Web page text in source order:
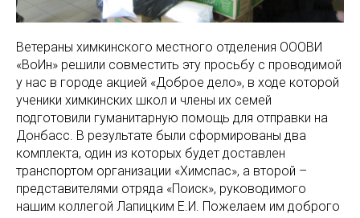
Ветераны химкинского местного отделения ОООВИ
«ВоИн» решили совместить эту просьбу с проводимой
у нас в городе акцией «Доброе дело», в ходе которой
ученики химкинских школ и члены их семей
подготовили гуманитарную помощь для отправки на
Донбасс. В результате были сформированы два
комплекта, один из которых будет доставлен
транспортом организации «Химспас», а второй –
представителями отряда «Поиск», руководимого
нашим коллегой Лапицким Е.И. Пожелаем им доброго